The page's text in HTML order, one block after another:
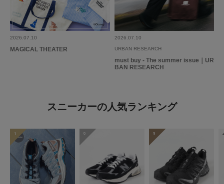
2026.07.10
MAGICAL THEATER
2026.07.10
URBAN RESEARCH
must buy - The summer issue｜UR
BAN RESEARCH
スニーカーの人気ランキング
1 2 3